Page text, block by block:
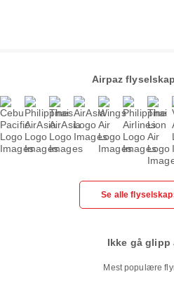
Airpaz
Se alle
Ikke gå glipp
Mest populære